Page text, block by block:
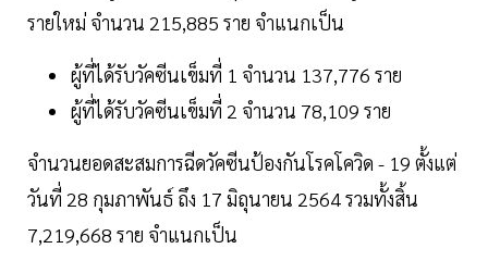
รายใหม่ จำนวน 215,885 ราย จำแนกเป็น
ผู้ที่ได้รับวัคซีนเข็มที่ 1 จำนวน 137,776 ราย
ผู้ที่ได้รับวัคซีนเข็มที่ 2 จำนวน 78,109 ราย
จำนวนยอดสะสมการฉีดวัคซีนป้องกันโรคโควิด - 19 ตั้งแต่
วันที่ 28 กุมภาพันธ์ ถึง 17 มิถุนายน 2564 รวมทั้งสิ้น
7,219,668 ราย จำแนกเป็น